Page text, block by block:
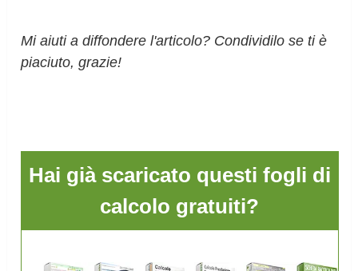
Mi aiuti a diffondere l'articolo? Condividilo se ti è
piaciuto, grazie!
Hai già scaricato questi fogli di
calcolo gratuiti?